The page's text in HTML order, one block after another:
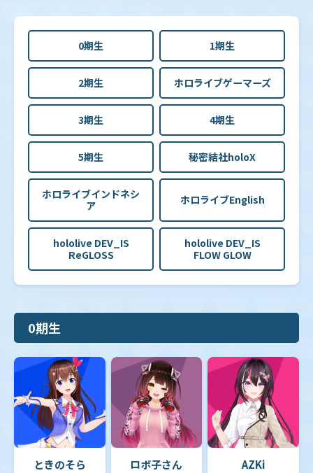
0期生 1期生
2期生 ホロライブゲーマーズ
3期生 4期生
5期生 秘密結社holoX
ホロライブインドネシ
ア
ホロライブEnglish
hololive DEV_IS
ReGLOSS
hololive DEV_IS
FLOW GLOW
0期生
ときのそら ロボ子さん AZKi